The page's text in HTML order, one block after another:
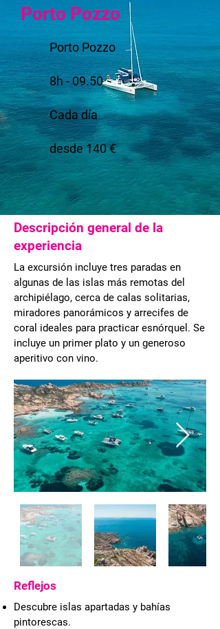
Porto Pozzo
Porto Pozzo
8h - 09.50
Cada día
desde 140 €
Descripción general de la
experiencia
La excursión incluye tres paradas en
algunas de las islas más remotas del
archipiélago, cerca de calas solitarias,
miradores panorámicos y arrecifes de
coral ideales para practicar esnórquel. Se
incluye un primer plato y un generoso
aperitivo con vino.
Reflejos
Descubre islas apartadas y bahías
pintorescas.